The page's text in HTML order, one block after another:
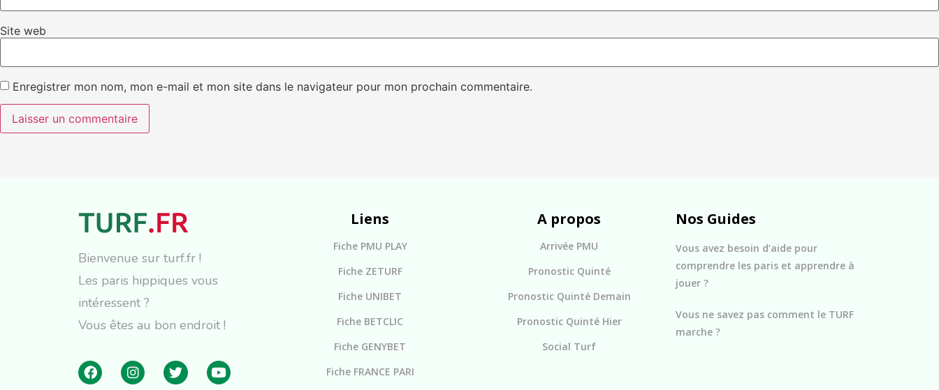
Site web
Enregistrer mon nom, mon e-mail et mon site dans le navigateur pour mon prochain commentaire.
Bienvenue sur turf.fr !
Les paris hippiques vous
intéressent ?
Vous êtes au bon endroit !
Liens
Fiche PMU PLAY
Fiche ZETURF
Fiche UNIBET
Fiche BETCLIC
Fiche GENYBET
Fiche FRANCE PARI
A propos
Arrivée PMU
Pronostic Quinté
Pronostic Quinté Demain
Pronostic Quinté Hier
Social Turf
Nos Guides
Vous avez besoin d’aide pour
comprendre les paris et apprendre à
jouer ?
Vous ne savez pas comment le TURF
marche ?